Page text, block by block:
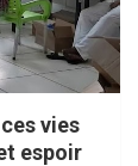
vies
espoir